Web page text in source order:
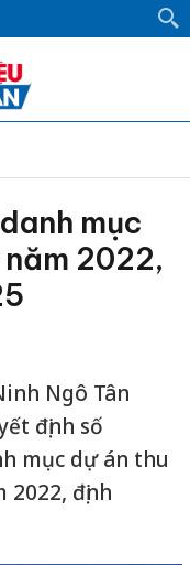
mục
2022,
Ngô Tân
định số
mục dự án thu
định